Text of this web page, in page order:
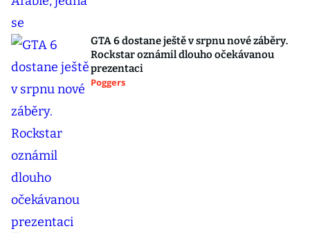
GTA 6 dostane ještě v srpnu nové záběry.
Rockstar oznámil dlouho očekávanou
prezentaci
Poggers